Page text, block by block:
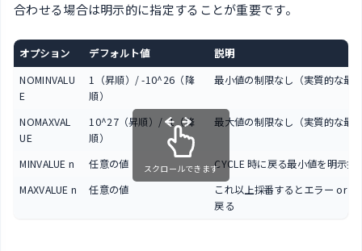
合わせる場合は明示的に指定することが重要です。
オプション デフォルト値
説明
NOMINVALU
E
1（昇順）/ -10^26（降
順）
最小値の制限なし（実質的な最
NOMAXVAL
UE
10^27（昇順）/ -1（降
順）
最大値の制限なし（実質的な最
MINVALUE n 任意の値
CYCLE 時に戻る最小値を明示指
MAXVALUE n
任意の値
これ以上採番するとエラー or
戻る
スクロールできます